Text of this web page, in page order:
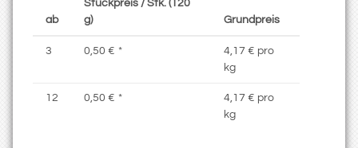
ab
Stückpreis / Stk. (120
g)
Grundpreis
3 0,50 € *
4,17 € pro
kg
12 0,50 € *
4,17 € pro
kg